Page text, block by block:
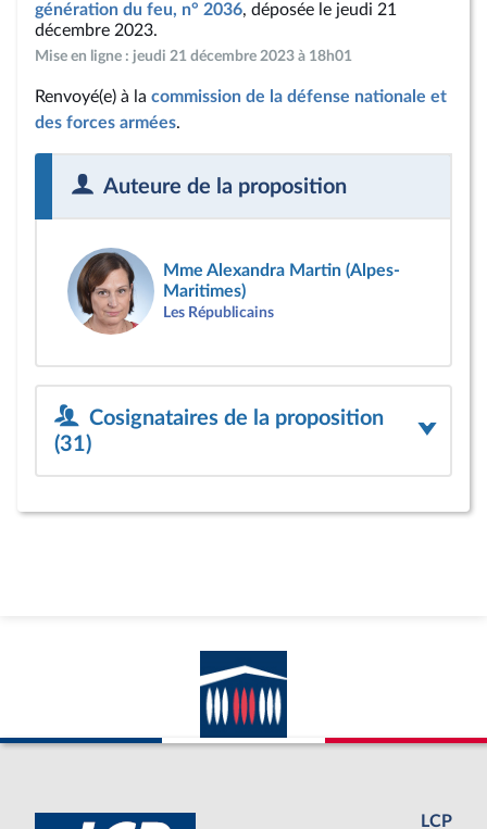
génération du feu, n° 2036, déposée le jeudi 21
décembre 2023.
Mise en ligne : jeudi 21 décembre 2023 à 18h01
Renvoyé(e) à la commission de la défense nationale et
des forces armées.
Auteure de la proposition
Mme Alexandra Martin (Alpes-
Maritimes)
Les Républicains
Cosignataires de la proposition
(31)
LCP